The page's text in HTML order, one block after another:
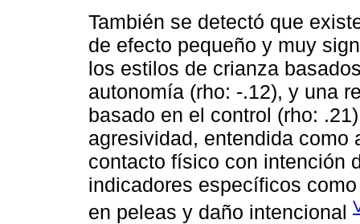
También se detectó que
de efecto pequeño y muy
los estilos de crianza
autonomía (rho: -.12), y una
basado en el control (rho:
agresividad, entendida como
contacto físico con intención
indicadores específicos
en peleas y daño intencional